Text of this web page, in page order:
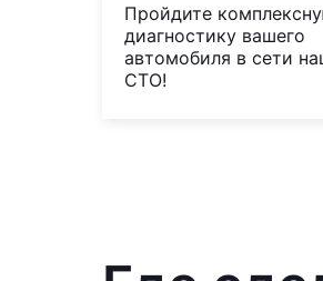
Пройдите
диагностику вашего
автомобиля в сети
СТО!